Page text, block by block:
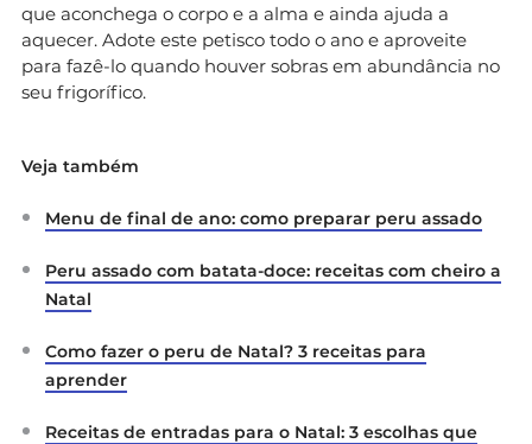
que aconchega o corpo e a alma e ainda ajuda a
aquecer. Adote este petisco todo o ano e aproveite
para fazê-lo quando houver sobras em abundância no
seu frigorífico.
Veja também
Menu de final de ano: como preparar peru assado
Peru assado com batata-doce: receitas com cheiro a
Natal
Como fazer o peru de Natal? 3 receitas para
aprender
Receitas de entradas para o Natal: 3 escolhas que